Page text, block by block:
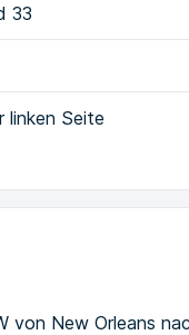
33
linken Seite
von New Orleans